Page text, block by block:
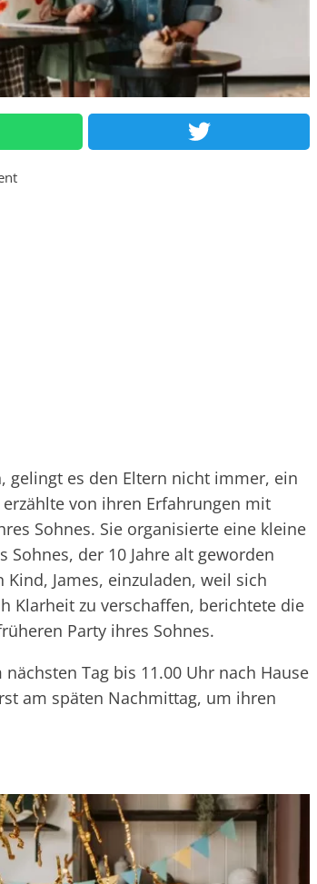
gelingt es den Eltern nicht immer, ein
von ihren Erfahrungen mit
Sohnes. Sie organisierte eine kleine
der 10 Jahre alt geworden
James, einzuladen, weil sich
Klarheit zu verschaffen, berichtete die
Party ihres Sohnes.
Tag bis 11.00 Uhr nach Hause
am späten Nachmittag, um ihren